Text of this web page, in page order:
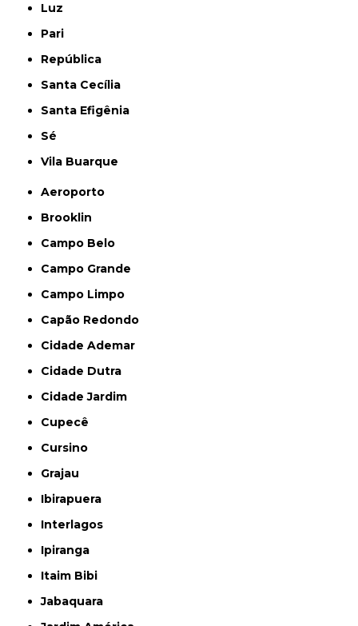
Luz
Pari
República
Santa Cecília
Santa Efigênia
Sé
Vila Buarque
Aeroporto
Brooklin
Campo Belo
Campo Grande
Campo Limpo
Capão Redondo
Cidade Ademar
Cidade Dutra
Cidade Jardim
Cupecê
Cursino
Grajau
Ibirapuera
Interlagos
Ipiranga
Itaim Bibi
Jabaquara